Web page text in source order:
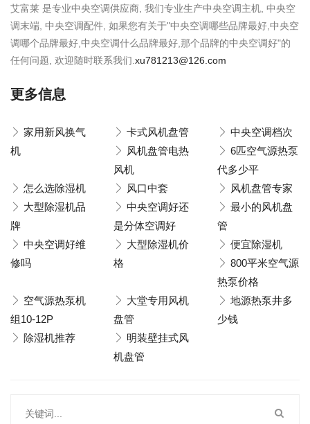
艾富莱 是专业中央空调供应商, 我们专业生产中央空调主机, 中央空
调末端, 中央空调配件, 如果您有关于"中央空调哪些品牌最好,中央空
调哪个品牌最好,中央空调什么品牌最好,那个品牌的中央空调好"的
任何问题, 欢迎随时联系我们. xu781213@126.com
更多信息
家用新风换气
机
卡式风机盘管
中央空调档次
风机盘管电热
风机
6匹空气源热泵
代多少平
怎么选除湿机
风口中套
风机盘管专家
大型除湿机品
牌
中央空调好还
是分体空调好
最小的风机盘
管
中央空调好维
修吗
大型除湿机价
格
便宜除湿机
800平米空气源
热泵价格
空气源热泵机
组10-12P
大堂专用风机
盘管
地源热泵井多
少钱
除湿机推荐
明装壁挂式风
机盘管